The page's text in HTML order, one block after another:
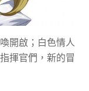
開啟；白色情人
揮官們，新的冒